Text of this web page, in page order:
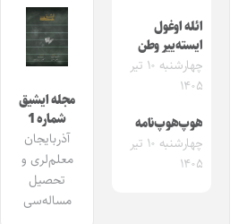
ائله اوغول
ایسته‌ییر وطن
چهارشنبه ۱۰ تیر
۱۴۰۵
هوپ‌هوپ‌نامه
چهارشنبه ۱۰ تیر
۱۴۰۵
مجله ایشیق
شماره 1
آذربایجان
معلم‌لری و
تحصیل
مساله‌سی